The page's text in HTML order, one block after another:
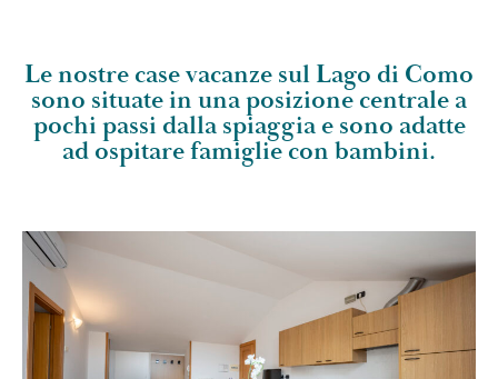
Le nostre case vacanze sul Lago di Como
sono situate in una posizione centrale a
pochi passi dalla spiaggia e sono adatte
ad ospitare famiglie con bambini.